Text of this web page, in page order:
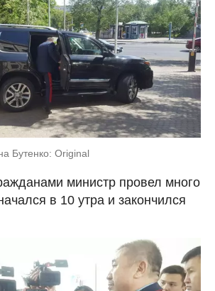
Бутенко: Original
министр провел много
в 10 утра и закончился